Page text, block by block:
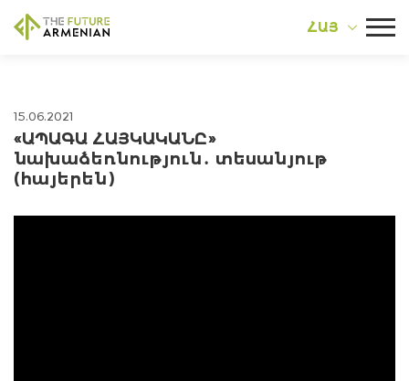
ՀԱՅ
15.06.2021
«ԱՊԱԳԱ ՀԱՅԿԱԿԱՆԸ»
նախաձեռնություն․ տեսանյութ
(հայերեն)